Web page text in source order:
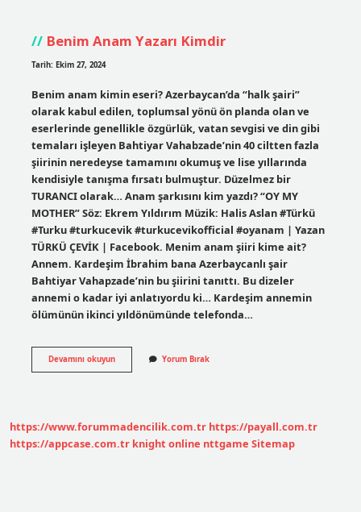
Benim Anam Yazarı Kimdir
Tarih: Ekim 27, 2024
Benim anam kimin eseri? Azerbaycan’da “halk şairi”
olarak kabul edilen, toplumsal yönü ön planda olan ve
eserlerinde genellikle özgürlük, vatan sevgisi ve din gibi
temaları işleyen Bahtiyar Vahabzade’nin 40 ciltten fazla
şiirinin neredeyse tamamını okumuş ve lise yıllarında
kendisiyle tanışma fırsatı bulmuştur. Düzelmez bir
TURANCI olarak… Anam şarkısını kim yazdı? “OY MY
MOTHER” Söz: Ekrem Yıldırım Müzik: Halis Aslan #Türkü
#Turku #turkucevik #turkucevikofficial #oyanam | Yazan
TÜRKÜ ÇEVİK | Facebook. Menim anam şiiri kime ait?
Annem. Kardeşim İbrahim bana Azerbaycanlı şair
Bahtiyar Vahapzade’nin bu şiirini tanıttı. Bu dizeler
annemi o kadar iyi anlatıyordu ki… Kardeşim annemin
ölümünün ikinci yıldönümünde telefonda…
Devamını okuyunBenim
Anam
Yorum Bırak
https://www.forummadencilik.com.tr https://payall.com.tr
https://appcase.com.tr knight online nttgame Sitemap